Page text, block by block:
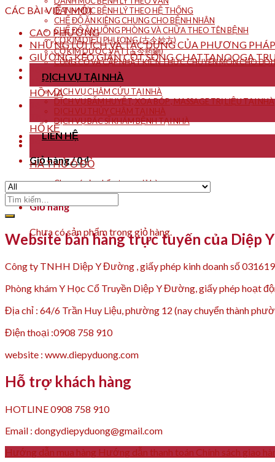
DANH MỤC BỆNH LÝ THEO HỆ THỐNG
CHẾ ĐỘ ĂN KIÊNG CHUNG CHO BỆNH NHÂN
CHẾ ĐỘ ĂN UỐNG PHÒNG VÀ CHỮA THEO TÊN BỆNH
CỔ KIM DIỆU PHƯƠNG (古今妙方)
CỔ KIM DƯỢC VẬT (古今药物)
CỦNG CỐ VÀ CẬP NHẬT KIẾN THỨC CHUYÊN MÔN CHO
DỊCH VỤ TẠI NHÀ
DỊCH VỤ CHÂM CỨU TẠI NHÀ
DỊCH VỤ BẤM HUYỆT, XOA BÓP , MASSAGE TRỊ LIỆU TẠI NHÀ
DỊCH VỤ THỦY CHÂM TẠI NHÀ
DỊCH VỤ BÁC SĨ KHÁM BỆNH TẠI NHÀ
LIÊN HỆ
Giỏ hàng /0₫
Chưa có sản phẩm trong giỏ hàng.
Giỏ hàng
Chưa có sản phẩm trong giỏ hàng.
CÁC BÀI VIẾT MỚI
CAO PHƯƠNG
NHỮNG LỢI ÍCH VÀ TÁC DỤNG CỦA PHƯƠNG
GIƯỜNG KÉO GIÃN CỘT SỐNG CHATTANOOGA
Th7
HỒ MA
Th7
HỔ KẾ
HÀ THỦ Ô ĐỎ
Tìm
kiếm:
Website bán hàng trực tuyến của Diệp
Công ty TNHH Diệp Y Đường , giấy phép kinh doanh số
Phòng khám Y Học Cổ Truyền Diệp Y Đường, giấy phép hoạt
Địa chỉ : 64/6 Trần Huy Liệu, phường 12 (nay chuyển thành
Điện thoại :0908 758 910
website : www.diepyduong.com
Hỗ trợ khách hàng
HOTLINE 0908 758 910
Email : dongydiepyduong@gmail.com
Hướng dẫn mua hàng Hướng dẫn thanh toán Chính sách giao